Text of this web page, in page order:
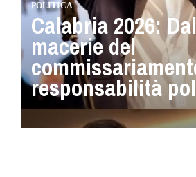
POLITICA
Calabria 2026:
macerie del
responsabilità